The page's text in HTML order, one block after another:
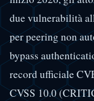
due vulnerabilità
per peering non
bypass
record ufficiale
CVSS 10.0